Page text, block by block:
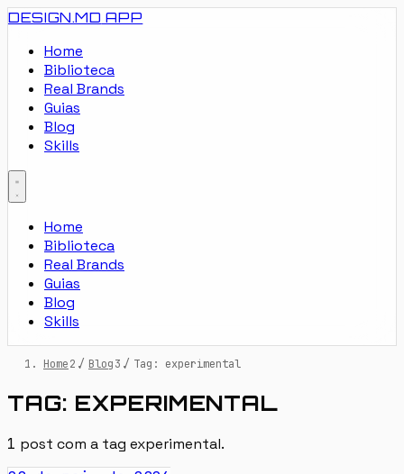
DESIGN.MD APP
Home
Biblioteca
Real Brands
Guias
Blog
Skills
Home
Biblioteca
Real Brands
Guias
Blog
Skills
Home / Blog / Tag: experimental
TAG: EXPERIMENTAL
1 post com a tag experimental.